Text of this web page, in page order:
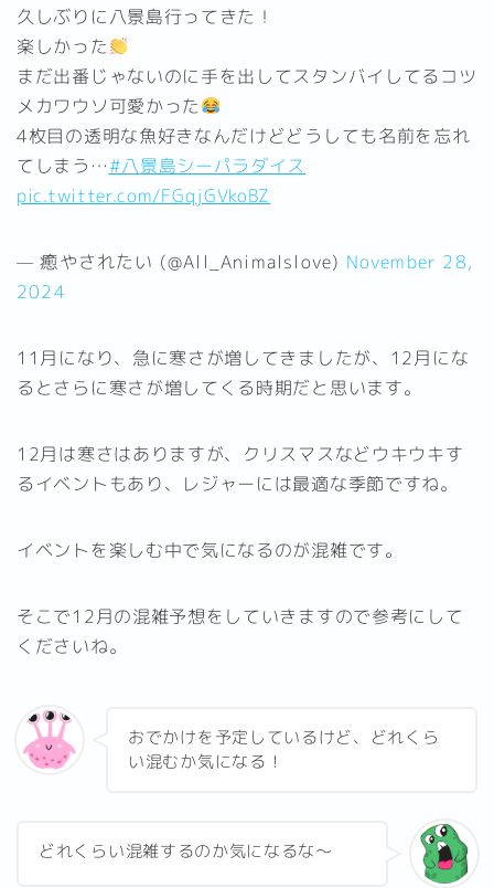
久しぶりに八景島行ってきた！
楽しかった
まだ出番じゃないのに手を出してスタンバイしてるコツ
メカワウソ可愛かった
4枚目の透明な魚好きなんだけどどうしても名前を忘れ
てしまう…#八景島シーパラダイス
pic.twitter.com/FGqjGVkoBZ
— 癒やされたい (@All_Animalslove) November 28,
2024
11月になり、急に寒さが増してきましたが、12月にな
るとさらに寒さが増してくる時期だと思います。
12月は寒さはありますが、クリスマスなどウキウキす
るイベントもあり、レジャーには最適な季節ですね。
イベントを楽しむ中で気になるのが混雑です。
そこで12月の混雑予想をしていきますので参考にして
くださいね。
おでかけを予定しているけど、どれくら
い混むか気になる！
どれくらい混雑するのか気になるな〜